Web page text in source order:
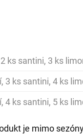
ks santini, 3 ks
3 ks santini, 4 ks
4 ks santini, 5 ks
je mimo